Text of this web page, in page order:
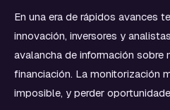
En una era de rápidos avances
innovación, inversores y
avalancha de información sobre
financiación. La monitorización
imposible, y perder